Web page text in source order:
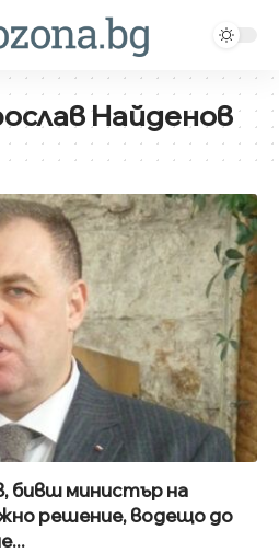
Найденов
бивш министър на
решение, водещо до